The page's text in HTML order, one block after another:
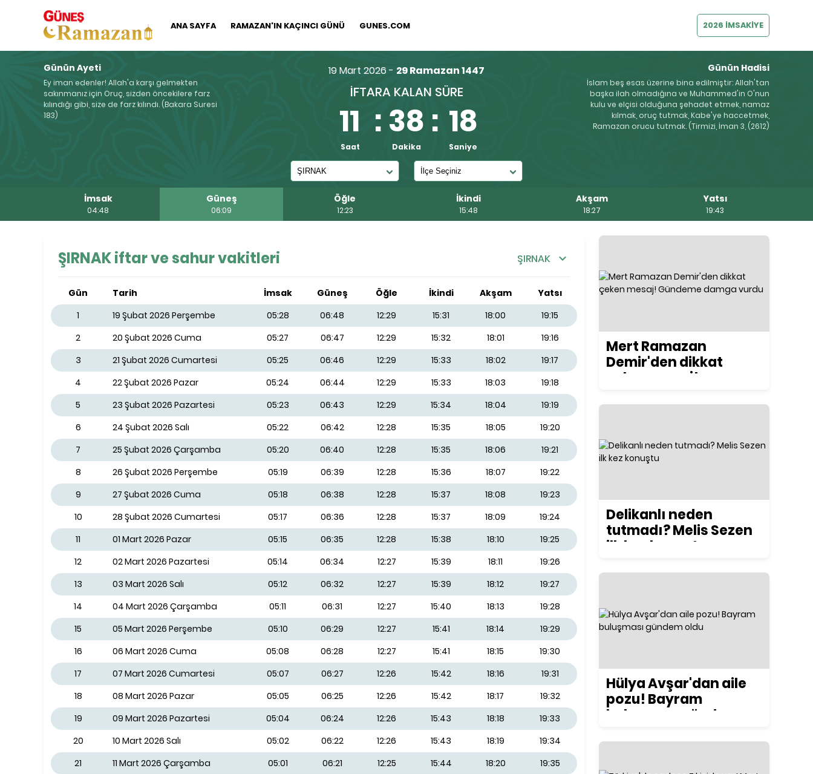
ANA SAYFA RAMAZAN'IN KAÇINCI GÜNÜ GUNES.COM 2026 İMSAKİYE
Günün Ayeti
Ey iman edenler! Allah'a karşı gelmekten
sakınmanız için Oruç, sizden öncekilere farz
kılındığı gibi, size de farz kılındı. (Bakara Suresi
183)
19 Mart 2026 - 29 Ramazan 1447
İFTARA KALAN SÜRE
11 : 38 : 17
Saat Dakika Saniye
Günün Hadisi
İslam beş esas üzerine bina edilmiştir: Allah'tan
başka ilah olmadığına ve Muhammed'in O'nun
kulu ve elçisi olduğuna şehadet etmek, namaz
kılmak, oruç tutmak, Kabe'ye haccetmek,
Ramazan orucu tutmak. (Tirmizi, İman 3, (2612)
İmsak
04:48
Güneş
06:09
Öğle
12:23
İkindi
15:48
Akşam
18:27
Yatsı
19:43
ŞIRNAK iftar ve sahur vakitleri ŞIRNAK
Gün Tarih İmsak Güneş Öğle İkindi Akşam
Yatsı
1
19 Şubat 2026 Perşembe 05:28 06:48 12:29 15:31 18:00
19:15
2
20 Şubat 2026 Cuma 05:27 06:47 12:29 15:32 18:01
19:16
3
21 Şubat 2026 Cumartesi 05:25 06:46 12:29 15:33 18:02
19:17
4
22 Şubat 2026 Pazar 05:24 06:44 12:29 15:33 18:03
19:18
5
23 Şubat 2026 Pazartesi 05:23 06:43 12:29 15:34 18:04
19:19
6
24 Şubat 2026 Salı 05:22 06:42 12:28 15:35 18:05
19:20
7
25 Şubat 2026 Çarşamba 05:20 06:40 12:28 15:35 18:06
19:21
8
26 Şubat 2026 Perşembe 05:19 06:39 12:28 15:36 18:07
19:22
9
27 Şubat 2026 Cuma 05:18 06:38 12:28 15:37 18:08
19:23
10
28 Şubat 2026 Cumartesi 05:17 06:36 12:28 15:37 18:09
19:24
11
01 Mart 2026 Pazar 05:15 06:35 12:28 15:38 18:10
19:25
12
02 Mart 2026 Pazartesi 05:14 06:34 12:27 15:39 18:11
19:26
13
03 Mart 2026 Salı 05:12 06:32 12:27 15:39 18:12
19:27
14
04 Mart 2026 Çarşamba 05:11 06:31 12:27 15:40 18:13
19:28
15
05 Mart 2026 Perşembe 05:10 06:29 12:27 15:41 18:14
19:29
16
06 Mart 2026 Cuma 05:08 06:28 12:27 15:41 18:15
19:30
17
07 Mart 2026 Cumartesi 05:07 06:27 12:26 15:42 18:16
19:31
18
08 Mart 2026 Pazar 05:05 06:25 12:26 15:42 18:17
19:32
19
09 Mart 2026 Pazartesi 05:04 06:24 12:26 15:43 18:18
19:33
20
10 Mart 2026 Salı 05:02 06:22 12:26 15:43 18:19
19:34
21
11 Mart 2026 Çarşamba 05:01 06:21 12:25 15:44 18:20
19:35
Mert Ramazan
Demir'den dikkat
çeken mesaj!
vurdu
Delikanlı neden
tutmadı? Melis Sezen
ilk kez konuştu
Hülya Avşar'dan aile
pozu! Bayram
buluşması gündem